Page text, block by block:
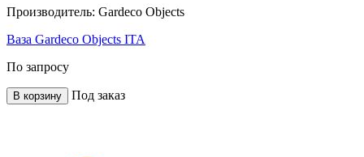
Производитель: Gardeco Objects
Ваза Gardeco Objects ITA
По запросу
В корзину Под заказ